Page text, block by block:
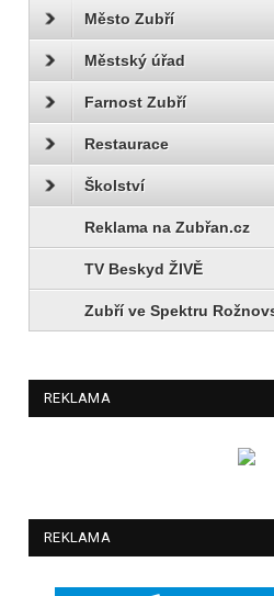
Město Zubří
Městský úřad
Farnost Zubří
Restaurace
Školství
Reklama na Zubřan.cz
TV Beskyd ŽIVĚ
Zubří ve Spektru
REKLAMA
REKLAMA